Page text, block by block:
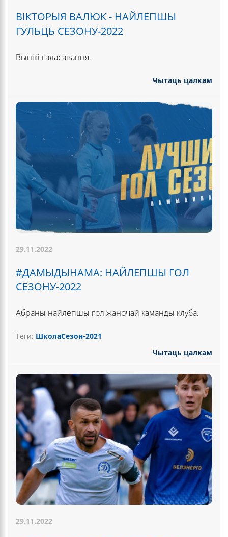
ВІКТОРЫЯ ВАЛЮК - НАЙЛЕПШЫ
ГУЛЬЦЬ СЕЗОНУ-2022
Вынікі галасавання.
Чытаць цалкам
29.11.2022
#ДАМЫДЫНАМА: НАЙЛЕПШЫ ГОЛ
СЕЗОНУ-2022
Абраны найлепшы гол жаночай каманды клуба.
Теги: ШколаСезон-2021
Чытаць цалкам
29.11.2022